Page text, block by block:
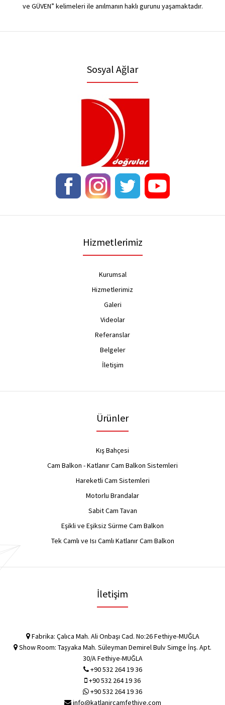
ve GÜVEN” kelimeleri ile anılmanın haklı gurunu yaşamaktadır.
Sosyal Ağlar
Hizmetlerimiz
Kurumsal
Hizmetlerimiz
Galeri
Videolar
Referanslar
Belgeler
İletişim
Ürünler
Kış Bahçesi
Cam Balkon - Katlanır Cam Balkon Sistemleri
Hareketli Cam Sistemleri
Motorlu Brandalar
Sabit Cam Tavan
Eşikli ve Eşiksiz Sürme Cam Balkon
Tek Camlı ve Isı Camlı Katlanır Cam Balkon
İletişim
Fabrika: Çalıca Mah. Ali Onbaşı Cad. No:26 Fethiye-MUĞLA
Show Room: Taşyaka Mah. Süleyman Demirel Bulv Simge İnş. Apt.
30/A Fethiye-MUĞLA
+90 532 264 19 36
+90 532 264 19 36
+90 532 264 19 36
info@katlanircamfethiye.com